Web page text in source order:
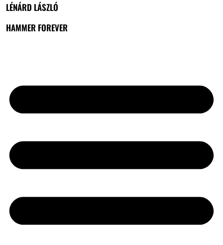
LÉNÁRD LÁSZLÓ
HAMMER FOREVER